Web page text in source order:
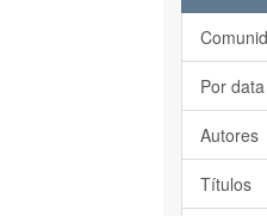
Por
Autores
Títulos